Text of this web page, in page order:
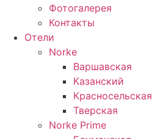
Фотогалерея
Контакты
Отели
Norke
Варшавская
Казанский
Красносельская
Тверская
Norke Prime